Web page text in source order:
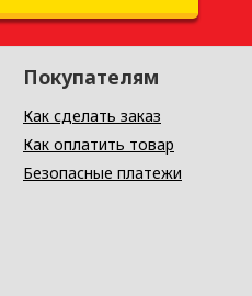
Покупателям
Как сделать заказ
Как оплатить товар
Безопасные платежи